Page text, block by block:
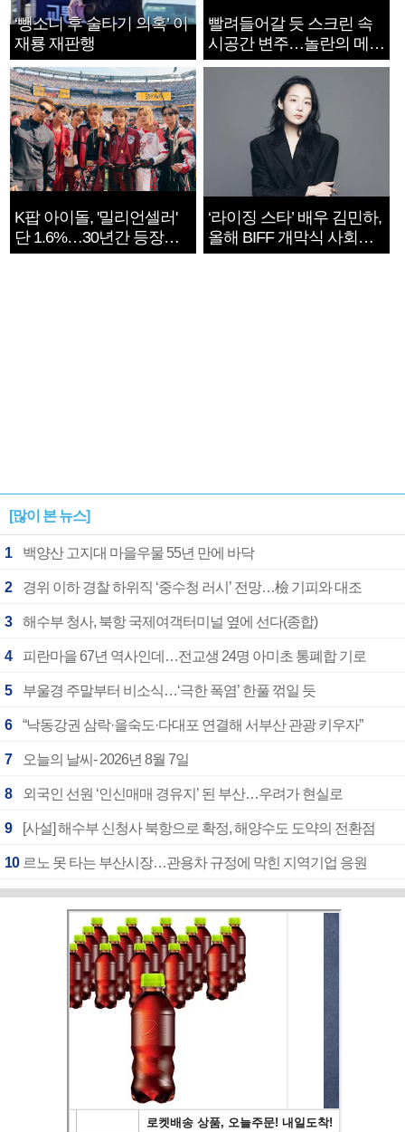
‘뺑소니 후 술타기 의혹’ 이
재룡 재판행
빨려들어갈 듯 스크린 속
시공간 변주…놀란의 메시
지는 ‘전쟁 속죄’
K팝 아이돌, '밀리언셀러'
단 1.6%…30년간 등장
1182개팀 전수조사
‘라이징 스타’ 배우 김민하,
올해 BIFF 개막식 사회자
확정
[많이 본 뉴스]
1 백양산 고지대 마을우물 55년 만에 바닥
2 경위 이하 경찰 하위직 ‘중수청 러시’ 전망…檢 기피와 대조
3 해수부 청사, 북항 국제여객터미널 옆에 선다(종합)
4 피란마을 67년 역사인데…전교생 24명 아미초 통폐합 기로
5 부울경 주말부터 비소식…‘극한 폭염’ 한풀 꺾일 듯
6 “낙동강권 삼락·을숙도·다대포 연결해 서부산 관광 키우자”
7 오늘의 날씨- 2026년 8월 7일
8 외국인 선원 ‘인신매매 경유지’ 된 부산…우려가 현실로
9 [사설] 해수부 신청사 북항으로 확정, 해양수도 도약의 전환점
10 르노 못 타는 부산시장…관용차 규정에 막힌 지역기업 응원